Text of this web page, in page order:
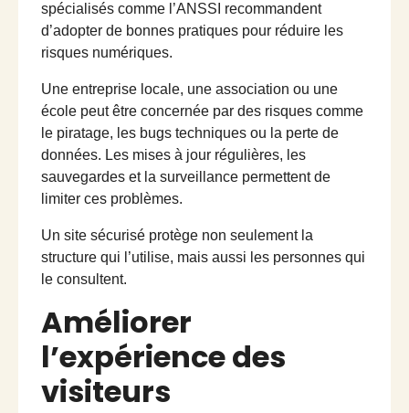
spécialisés comme l’ANSSI recommandent
d’adopter de bonnes pratiques pour réduire les
risques numériques.
Une entreprise locale, une association ou une
école peut être concernée par des risques comme
le piratage, les bugs techniques ou la perte de
données. Les mises à jour régulières, les
sauvegardes et la surveillance permettent de
limiter ces problèmes.
Un site sécurisé protège non seulement la
structure qui l’utilise, mais aussi les personnes qui
le consultent.
Améliorer
l’expérience des
visiteurs